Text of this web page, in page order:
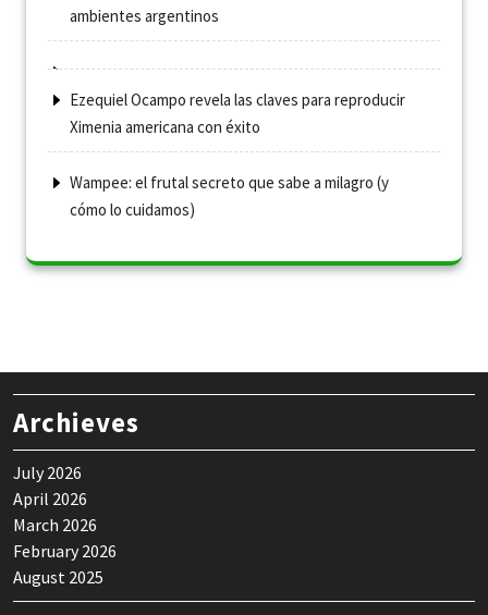
ambientes argentinos
Ezequiel Ocampo revela las claves para reproducir
Ximenia americana con éxito
Wampee: el frutal secreto que sabe a milagro (y
cómo lo cuidamos)
Archieves
July 2026
April 2026
March 2026
February 2026
August 2025